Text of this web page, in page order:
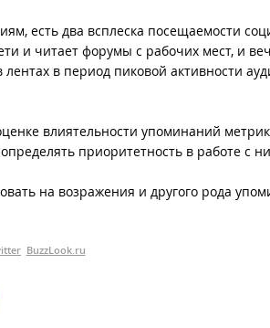
есть два всплеска посещаемости
и читает форумы с рабочих мест, и
в период пиковой активности
влиятельности упоминаний
приоритетность в работе с
на возражения и другого рода
BuzzLook.ru